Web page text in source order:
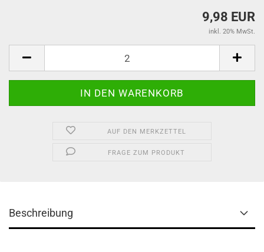
9,98 EUR
inkl. 20% MwSt.
AUF DEN MERKZETTEL
FRAGE ZUM PRODUKT
Beschreibung